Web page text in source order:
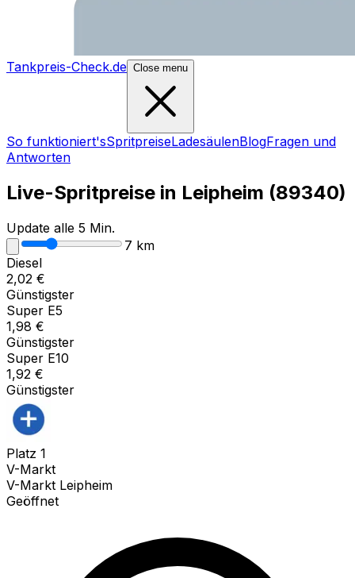
Tankpreis-Check.de Close menu
So funktioniert'sSpritpreiseLadesäulenBlogFragen und
Antworten
Live-Spritpreise in Leipheim (89340)
Update alle 5 Min.
7 km
Diesel
2,02 €
Günstigster
Super E5
1,98 €
Günstigster
Super E10
1,92 €
Günstigster
Platz 1
V-Markt
V-Markt Leipheim
Geöffnet